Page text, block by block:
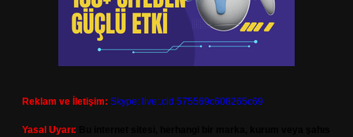
Reklam ve İletişim: Skype: live:.cid.575569c608265c69
Yasal Uyarı: